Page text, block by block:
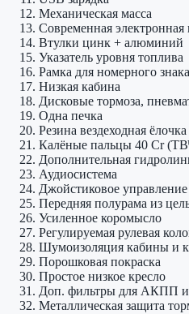
Механическая масса
Современная электронная
Втулки цинк + алюминий
Указатель уровня топлива
Рамка для номерного знака
Низкая кабина
Дисковые тормоза,
Одна печка
Резина вездеходная ёлочка
Калёные пальцы 40 Cr
Дополнительная
Аудиосистема
Джойстиковое управление
Передняя полурама из
Усиленное коромысло
Регулируемая рулевая
Шумоизоляция кабины и
Порошковая покраска
Простое низкое кресло
Доп. фильтры для АКПП и
Металлическая защита